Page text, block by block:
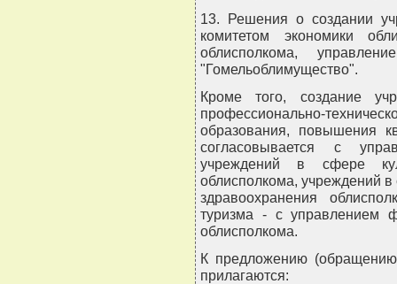
13. Решения о создании
комитетом экономики
облисполкома,
"Гомельоблимущество".
Кроме того, создание
профессионально-
образования, повышения
согласовывается с
учреждений в сфере
облисполкома, учреждений
здравоохранения
туризма - с управлением
облисполкома.
К предложению
прилагаются: